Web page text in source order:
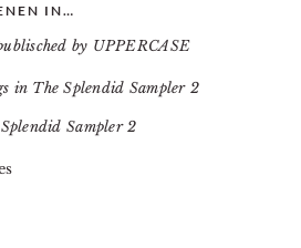
IN…
by UPPERCASE
Sampler 2